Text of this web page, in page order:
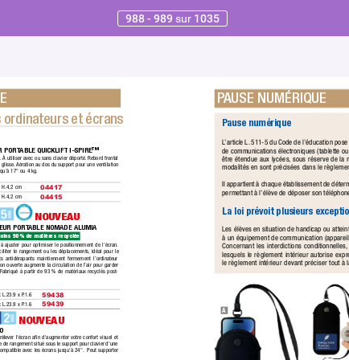
988 - 989 sur 1035
ordinateurs et écrans
PORTABLE QUICKLIFT I-SPIRE™
À utiliser avec ou sans clavier déporté. Rebord frontal
glisse. Aération au dos du support pour une ventilation
17" ou 4 kg.
H.4,2 cm 04417
H.4,2 cm 04415
PORTABLE NOMADE ALUMIA
90 % de matières recyclées.
ajuster pour optimiser le positionnement de l’écran.
le rangement ou les déplacements, idéal pour le
antidérapants maintiennent fermement l’ordinateur
ouverte augmente la circulation de l’air pour garder
abriqué à partir de 93 % de matériaux recyclés post-
L.23.9 x P.1.6 59438
L.23.9 x P.1.6 59439
NOUVEAU
l'écran aﬁn d'augmenter votre confort visuel et
de rangement situé sous le support pour clavier d'une
avec les écrans jusqu’à 24".  Peut supporter
NOUVEAU
PAUSE NUMÉRIQUE
Pause numérique
L’article L. 511-5 du Code de l’éducation
de communications électroniques (tablette ou
être étendue aux lycées, sous réserve de la
modalités en sont précisées dans le
Il appartient à chaque établissement de
permettant à l’élève de déposer son
La loi prévoit plusieurs
Les élèves en situation de handicap ou a
à un équipement de communication
Concernant les interdictions conditionnelles,
lesquels le règlement intérieur autorise
le règlement intérieur devant préciser tout à
A